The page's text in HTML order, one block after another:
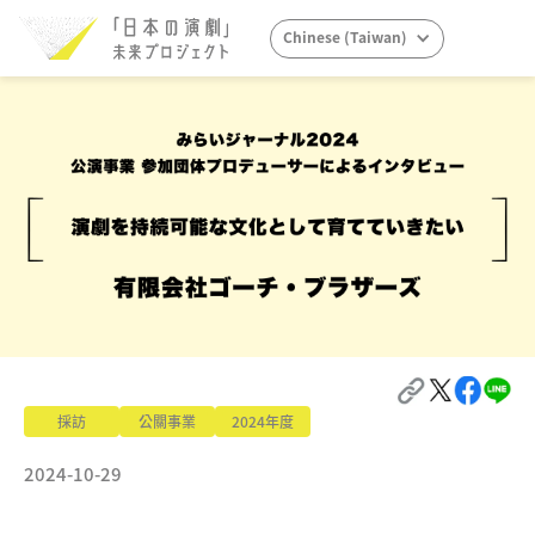
Chinese (Taiwan)
採訪 公關事業 2024年度
2024-10-29